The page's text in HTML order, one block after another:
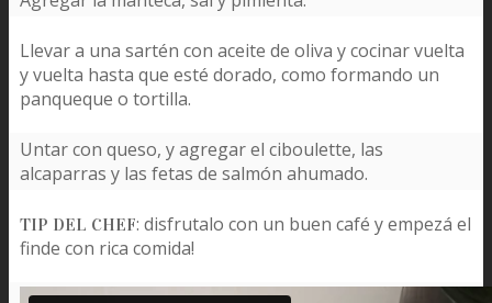
Llevar a una sartén con aceite de oliva y cocinar vuelta
y vuelta hasta que esté dorado, como formando un
panqueque o tortilla.
Untar con queso, y agregar el ciboulette, las
alcaparras y las fetas de salmón ahumado.
TIP DEL CHEF: disfrutalo con un buen café y empezá el
finde con rica comida!